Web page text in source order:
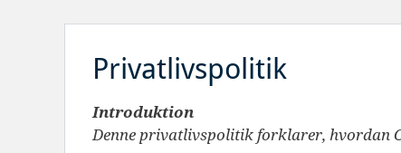
Privatlivspolitik
Introduktion
Denne privatlivspolitik forklarer, hvordan